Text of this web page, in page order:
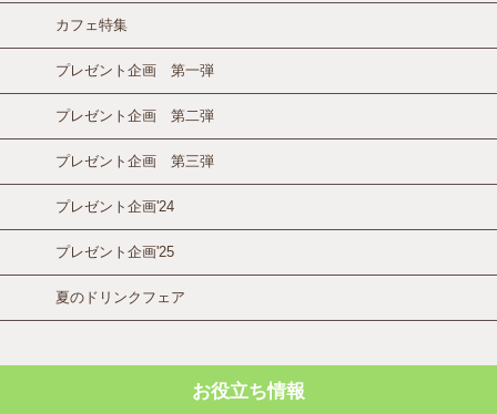
カフェ特集
プレゼント企画 第一弾
プレゼント企画 第二弾
プレゼント企画 第三弾
プレゼント企画'24
プレゼント企画'25
夏のドリンクフェア
お役立ち情報